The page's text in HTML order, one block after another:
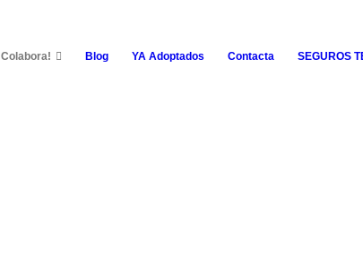
Colabora! Blog YA Adoptados Contacta SEGUROS